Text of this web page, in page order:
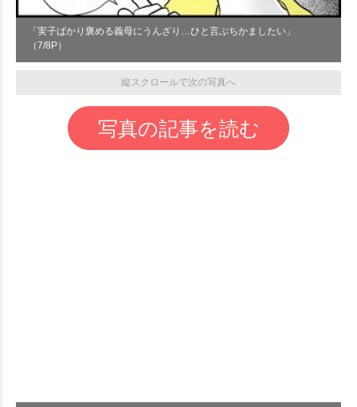
「実子ばかり褒める義母にうんざり…ひと言ぶちかましたい」
（7/8P）
縦スクロールで次の写真へ
写真の記事を読む